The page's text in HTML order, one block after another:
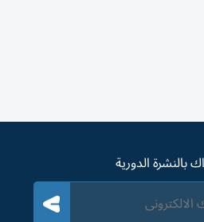
بالنشرة الدورية